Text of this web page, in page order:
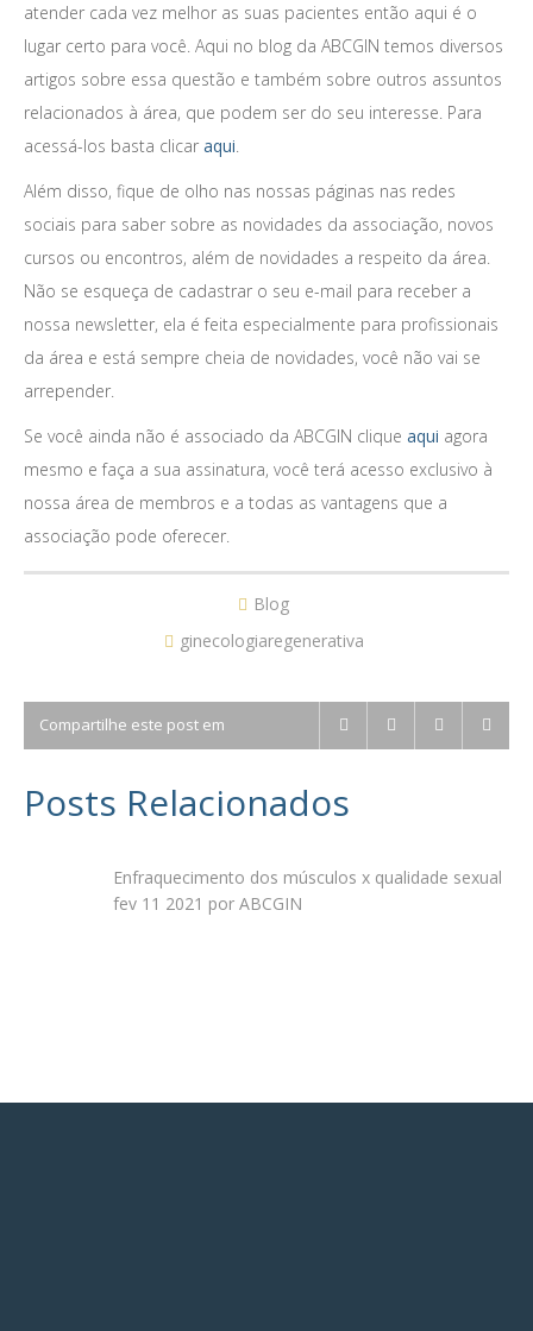
atender cada vez melhor as suas pacientes então aqui é o
lugar certo para você. Aqui no blog da ABCGIN temos diversos
artigos sobre essa questão e também sobre outros assuntos
relacionados à área, que podem ser do seu interesse. Para
acessá-los basta clicar aqui.
Além disso, fique de olho nas nossas páginas nas redes
sociais para saber sobre as novidades da associação, novos
cursos ou encontros, além de novidades a respeito da área.
Não se esqueça de cadastrar o seu e-mail para receber a
nossa newsletter, ela é feita especialmente para profissionais
da área e está sempre cheia de novidades, você não vai se
arrepender.
Se você ainda não é associado da ABCGIN clique aqui agora
mesmo e faça a sua assinatura, você terá acesso exclusivo à
nossa área de membros e a todas as vantagens que a
associação pode oferecer.
Blog
ginecologiaregenerativa
Compartilhe este post em
Posts Relacionados
Enfraquecimento dos músculos x qualidade sexual
fev 11 2021 por ABCGIN